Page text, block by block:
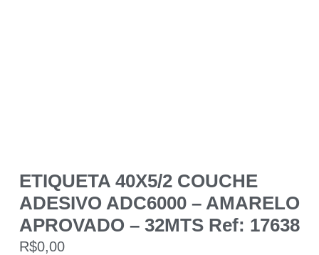
ETIQUETA 40X5/2 COUCHE
ADESIVO ADC6000 – AMARELO
APROVADO – 32MTS Ref: 17638
R$0,00